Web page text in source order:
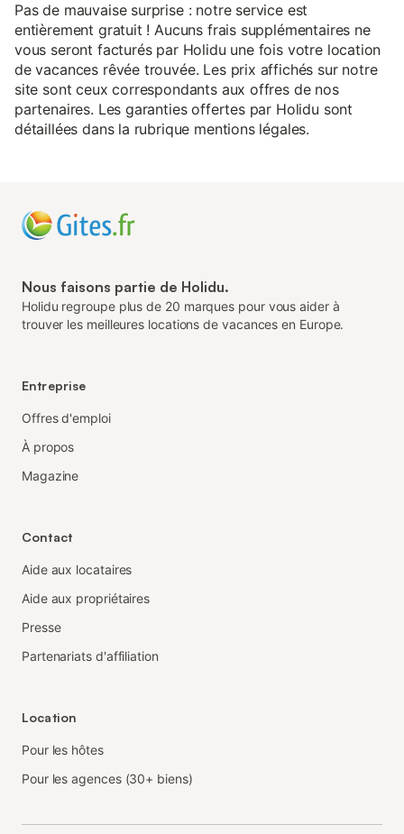
Pas de mauvaise surprise : notre service est
entièrement gratuit ! Aucuns frais supplémentaires ne
vous seront facturés par Holidu une fois votre location
de vacances rêvée trouvée. Les prix affichés sur notre
site sont ceux correspondants aux offres de nos
partenaires. Les garanties offertes par Holidu sont
détaillées dans la rubrique mentions légales.
Nous faisons partie de Holidu.
Holidu regroupe plus de 20 marques pour vous aider à
trouver les meilleures locations de vacances en Europe.
Entreprise
Offres d'emploi
À propos
Magazine
Contact
Aide aux locataires
Aide aux propriétaires
Presse
Partenariats d'affiliation
Location
Pour les hôtes
Pour les agences (30+ biens)